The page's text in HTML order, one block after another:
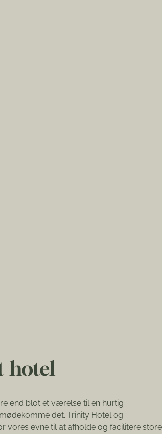
hotel
end blot et værelse til en hurtig
det. Trinity Hotel og
vores evne til at afholde og facilitere store